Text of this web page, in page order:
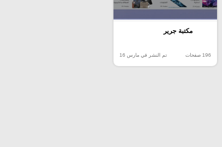
مكتبة جرير
196 صفحات تم النشر في مارس 16